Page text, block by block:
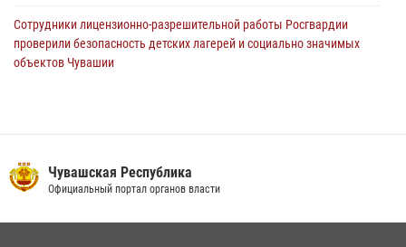
Сотрудники лицензионно-разрешительной работы Росгвардии
проверили безопасность детских лагерей и социально значимых
объектов Чувашии
14 июля 2026, 13:09 3
программы «Время СВОих» на Национальном телевидении Чувашии
Чувашская Республика
Официальный портал органов власти